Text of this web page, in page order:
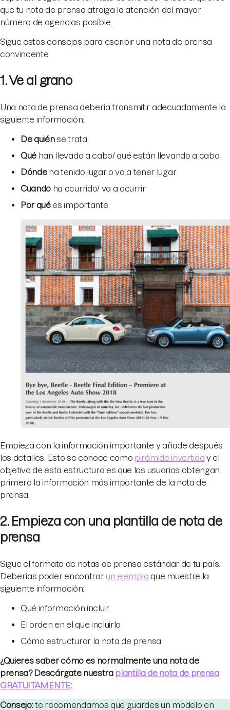
que tu nota de prensa atraiga la atención del mayor
número de agencias posible.
Sigue estos consejos para escribir una nota de prensa
convincente.
1. Ve al grano
Una nota de prensa debería transmitir adecuadamente la
siguiente información:
De quiénse trata
Qué han llevado a cabo/ qué están llevando a cabo
Dóndeha tenido lugar o va a tener lugar
Cuando ha ocurrido/ va a ocurrir
Por qué es importante
Empieza con la información importante y añade después
los detalles. Esto se conoce como pirámide invertida y el
objetivo de esta estructura es que los usuarios obtengan
primero la información más importante de la nota de
prensa.
2. Empieza con una plantilla de nota de
prensa
Sigue el formato de notas de prensa estándar de tu país.
Deberías poder encontrar un ejemplo que muestre la
siguiente información:
Qué información incluir
El orden en el que incluirlo
Cómo estructurar la nota de prensa
¿Quieres saber cómo es normalmente una nota de
prensa? Descárgate nuestra plantilla de nota de prensa
GRATUITAMENTE:
Consejo:te recomendamos que guardes un modelo en